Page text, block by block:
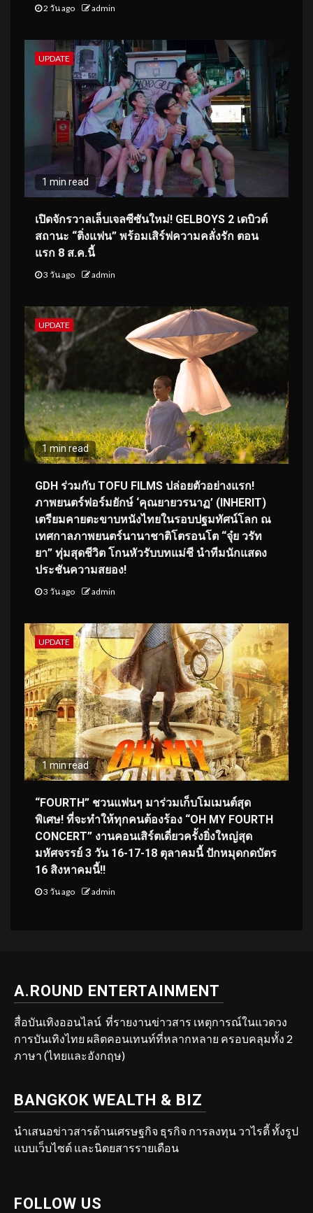
2 วัน ago admin
UPDATE
1 min read
เปิดจักรวาลเล็บเจลซีซันใหม่! GELBOYS 2 เดบิวต์
สถานะ “ติ่งแฟน” พร้อมเสิร์ฟความคลั่งรัก ตอน
แรก 8 ส.ค.นี้
3 วัน ago admin
UPDATE
1 min read
GDH ร่วมกับ TOFU FILMS ปล่อยตัวอย่างแรก!
ภาพยนตร์ฟอร์มยักษ์ ‘คุณยายวรนาฏ’ (INHERIT)
เตรียมคายตะขาบหนังไทยในรอบปฐมทัศน์โลก ณ
เทศกาลภาพยนตร์นานาชาติโตรอนโต “จุ๋ย วรัท
ยา” ทุ่มสุดชีวิต โกนหัวรับบทแม่ชี นำทีมนักแสดง
ประชันความสยอง!
3 วัน ago admin
UPDATE
1 min read
“FOURTH” ชวนแฟนๆ มาร่วมเก็บโมเมนต์สุด
พิเศษ! ที่จะทำให้ทุกคนต้องร้อง “OH MY FOURTH
CONCERT” งานคอนเสิร์ตเดี่ยวครั้งยิ่งใหญ่สุด
มหัศจรรย์ 3 วัน 16-17-18 ตุลาคมนี้ ปักหมุดกดบัตร
16 สิงหาคมนี้!!
3 วัน ago admin
A.ROUND ENTERTAINMENT
สื่อบันเทิงออนไลน์ ที่รายงานข่าวสาร เหตุการณ์ในแวดวง
การบันเทิงไทย ผลิตคอนเทนท์ที่หลากหลาย ครอบคลุมทั้ง 2
ภาษา (ไทยและอังกฤษ)
BANGKOK WEALTH & BIZ
นำเสนอข่าวสารด้านเศรษฐกิจ ธุรกิจ การลงทุน วาไรตี้ ทั้งรูป
แบบเว็บไซต์ และนิตยสารรายเดือน
FOLLOW US